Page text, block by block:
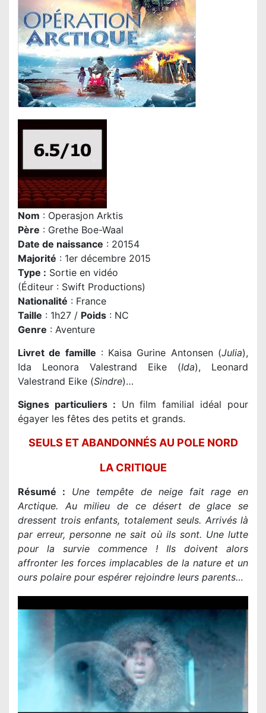
Nom : Operasjon Arktis
Père : Grethe Boe-Waal
Date de naissance : 20154
Majorité : 1er décembre 2015
Type : Sortie en vidéo
(Éditeur : Swift Productions)
Nationalité : France
Taille : 1h27 / Poids : NC
Genre : Aventure
Livret de famille : Kaisa Gurine Antonsen (Julia),
Ida Leonora Valestrand Eike (Ida), Leonard
Valestrand Eike (Sindre)…
Signes particuliers : Un film familial idéal pour
égayer les fêtes des petits et grands.
SEULS ET ABANDONNÉS AU POLE NORD
LA CRITIQUE
Résumé :
Une tempête de neige fait rage en
Arctique. Au milieu de ce désert de glace se
dressent trois enfants, totalement seuls. Arrivés là
par erreur, personne ne sait où ils sont. Une lutte
pour la survie commence ! Ils doivent alors
affronter les forces implacables de la nature et un
ours polaire pour espérer rejoindre leurs parents…